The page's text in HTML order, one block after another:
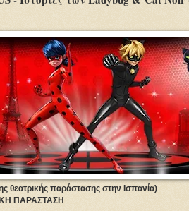
θεατρικής παράστασης στην Ισπανία)
ΠΑΡΑΣΤΑΣΗ